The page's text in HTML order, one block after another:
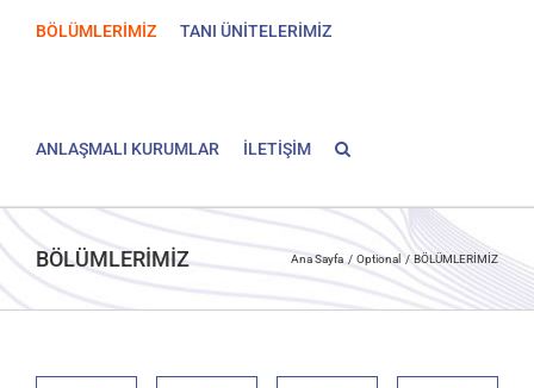
BÖLÜMLERİMİZ TANI ÜNİTELERİMİZ
ANLAŞMALI KURUMLAR İLETİŞİM
BÖLÜMLERİMİZ Ana Sayfa Optional BÖLÜMLERİMİZ